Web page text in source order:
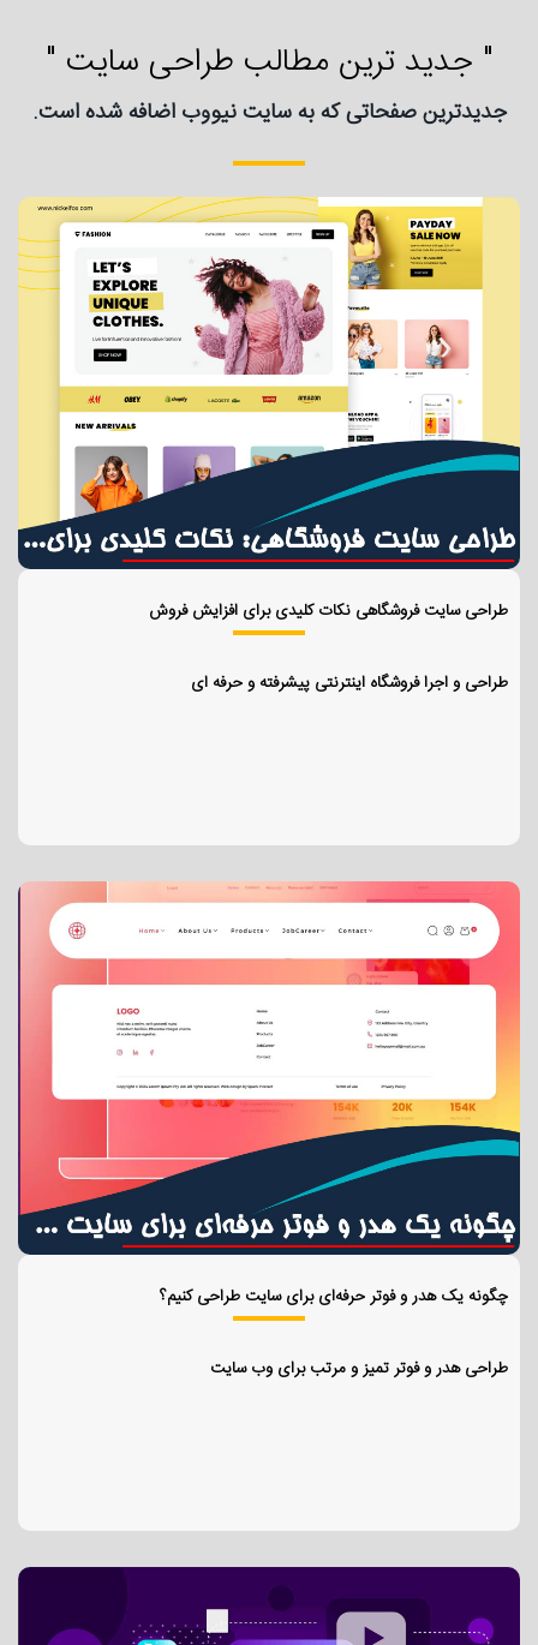
" جدید ترین مطالب طراحی سایت "
جدیدترین صفحاتی که به سایت نیووب اضافه شده است.
طراحی سایت فروشگاهی نکات کلیدی برای افزایش فروش
طراحی و اجرا فروشگاه اینترنتی پیشرفته و حرفه ای
چگونه یک هدر و فوتر حرفه‌ای برای سایت طراحی کنیم؟
طراحی هدر و فوتر تمیز و مرتب برای وب سایت